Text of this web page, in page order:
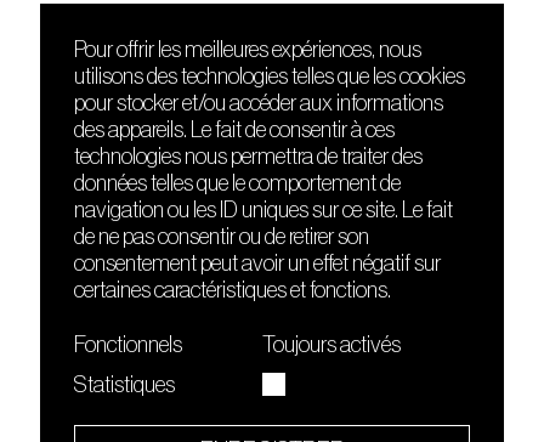
DÉCOUVRIR
Le lieu
Contact
Presse
Cours de DJing
TMLAB
FRIENDS
Nuits sonores
HEAT
Hôtel71
La Gaîté Lyrique
Le Sucre fait partie de
Pour offrir les meilleures expériences, nous
utilisons des technologies telles que les cookies
pour stocker et/ou accéder aux informations
des appareils. Le fait de consentir à ces
technologies nous permettra de traiter des
données telles que le comportement de
navigation ou les ID uniques sur ce site. Le fait
de ne pas consentir ou de retirer son
consentement peut avoir un effet négatif sur
certaines caractéristiques et fonctions.
Fonctionnels
Toujours activés
Statistiques